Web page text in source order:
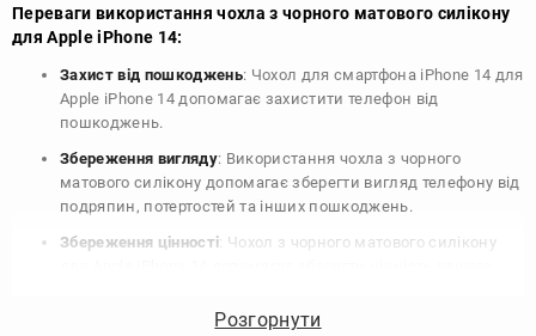
Переваги використання чохла з чорного матового силікону
для Apple iPhone 14:
Захист від пошкоджень: Чохол для смартфона iPhone 14 для
Apple iPhone 14 допомагає захистити телефон від
пошкоджень.
Збереження вигляду: Використання чохла з чорного
матового силікону допомагає зберегти вигляд телефону від
подряпин, потертостей та інших пошкоджень.
Збереження цінності: Чохол з чорного матового силікону
продати свій пристрій в майбутньому.
Розгорнути